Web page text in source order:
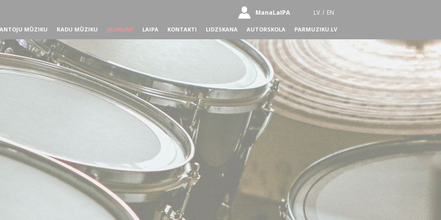
ManaLaIPA LV / EN
MŪZIKU RADU MŪZIKU JAUNUMI LAIPA KONTAKTI LIDZSKANA AUTORSKOLA PARMUZIKU.LV